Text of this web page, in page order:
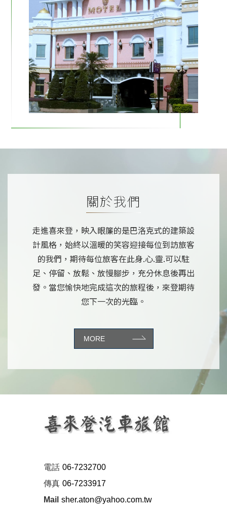
關於我們
走進喜來登，映入眼簾的是巴洛克式的建築設
計風格，始終以溫暖的笑容迎接每位到訪旅客
的我們，期待每位旅客在此身.心.靈.可以駐
足、停留、放鬆、放慢腳步，充分休息後再出
發。當您愉快地完成這次的旅程後，來登期待
您下一次的光臨。
MORE
電話 06-7232700
傳真 06-7233917
Mail sher.aton@yahoo.com.tw